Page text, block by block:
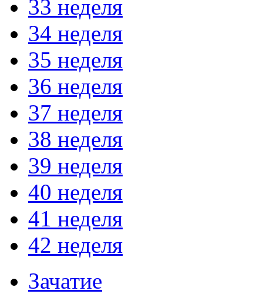
33 неделя
34 неделя
35 неделя
36 неделя
37 неделя
38 неделя
39 неделя
40 неделя
41 неделя
42 неделя
Зачатие